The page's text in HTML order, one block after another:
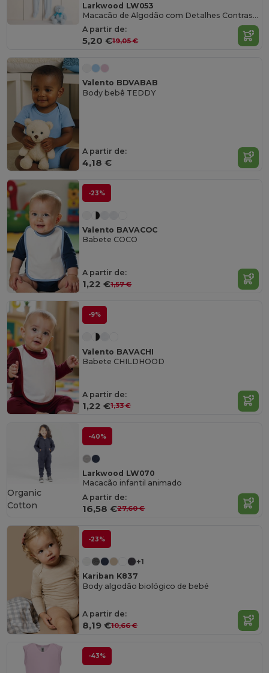
Larkwood LW053
Macacão de Algodão com Detalhes Contrastantes
A partir de:
5,20 €19,05 €
Valento BDVABAB
Body bebê TEDDY
A partir de:
4,18 €
-23%
Valento BAVACOC
Babete COCO
A partir de:
1,22 €1,57 €
-9%
Valento BAVACHI
Babete CHILDHOOD
A partir de:
1,22 €1,33 €
-40%
Larkwood LW070
Macacão infantil animado
A partir de:
16,58 €27,60 €
Organic
Cotton
-23%
+1
Kariban K837
Body algodão biológico de bebé
A partir de:
8,19 €10,66 €
-43%